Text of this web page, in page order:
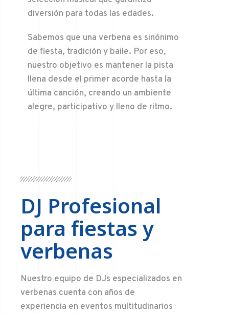
diversión para todas las edades.
Sabemos que una verbena es sinónimo
de fiesta, tradición y baile. Por eso,
nuestro objetivo es mantener la pista
llena desde el primer acorde hasta la
última canción, creando un ambiente
alegre, participativo y lleno de ritmo.
DJ Profesional
para fiestas y
verbenas
Nuestro equipo de DJs especializados en
verbenas cuenta con años de
experiencia en eventos multitudinarios